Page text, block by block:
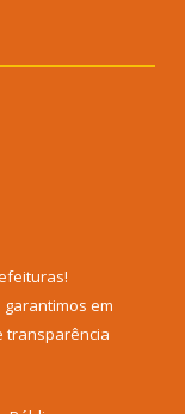
!
em
transparência